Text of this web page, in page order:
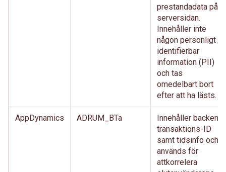
prestandadata på
serversidan.
Innehåller inte
någon personligt
identifierbar
information (PII)
och tas
omedelbart bort
efter att ha lästs.
AppDynamics ADRUM_BTa
Innehåller backend
transaktions-ID
samt tidsinfo och
används för
attkorrelera